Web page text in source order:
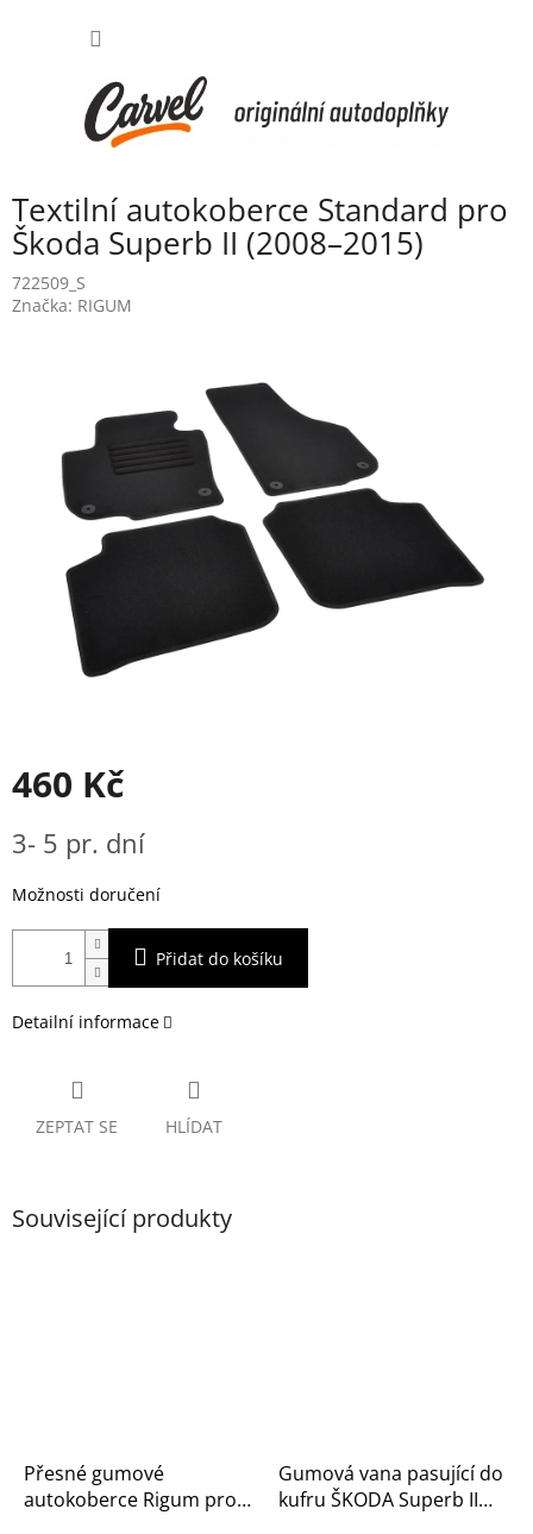
Textilní autokoberce Standard pro
Škoda Superb II (2008–2015)
722509_S
Značka: RIGUM
460 Kč
cena:
3- 5 pr. dní
Možnosti doručení
Přidat do košíku
Detailní informace
ZEPTAT SE HLÍDAT
Související produkty
Přesné gumové
autokoberce Rigum pro
Gumová vana pasující do
kufru ŠKODA Superb II